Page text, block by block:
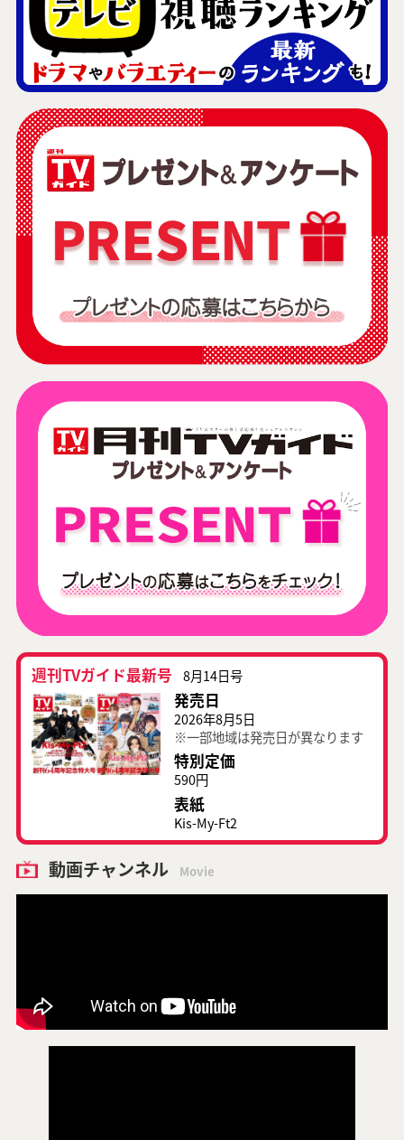
週刊TVガイド最新号 8月14日号
発売日
2026年8月5日
※一部地域は発売日が異なります
特別定価
590円
表紙
Kis-My-Ft2
動画チャンネル Movie